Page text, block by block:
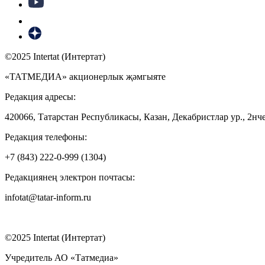
©2025 Intertat (Интертат)
«ТАТМЕДИА» акционерлык җәмгыяте
Редакция адресы:
420066, Татарстан Республикасы, Казан, Декабристлар ур.,
Редакция телефоны:
+7 (843) 222-0-999 (1304)
Редакциянең электрон почтасы:
infotat@tatar-inform.ru
©2025 Intertat (Интертат)
Учредитель АО «Татмедиа»